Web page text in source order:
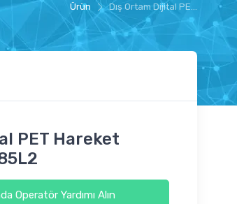
Ürün Dış Ortam Dijital PE...
PET Hareket
Operatör Yardımı Alın